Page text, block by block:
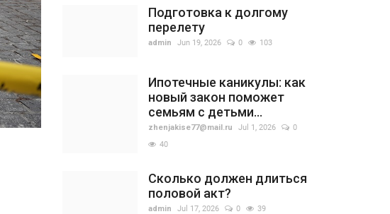
Подготовка к долгому
перелету
admin Jun 19, 2026 0 103
Ипотечные каникулы: как
новый закон поможет
семьям с детьми...
zhenjakise77@mail.ru Jul 1, 2026
0
40
Сколько должен длиться
половой акт?
admin Jul 17, 2026 0 39